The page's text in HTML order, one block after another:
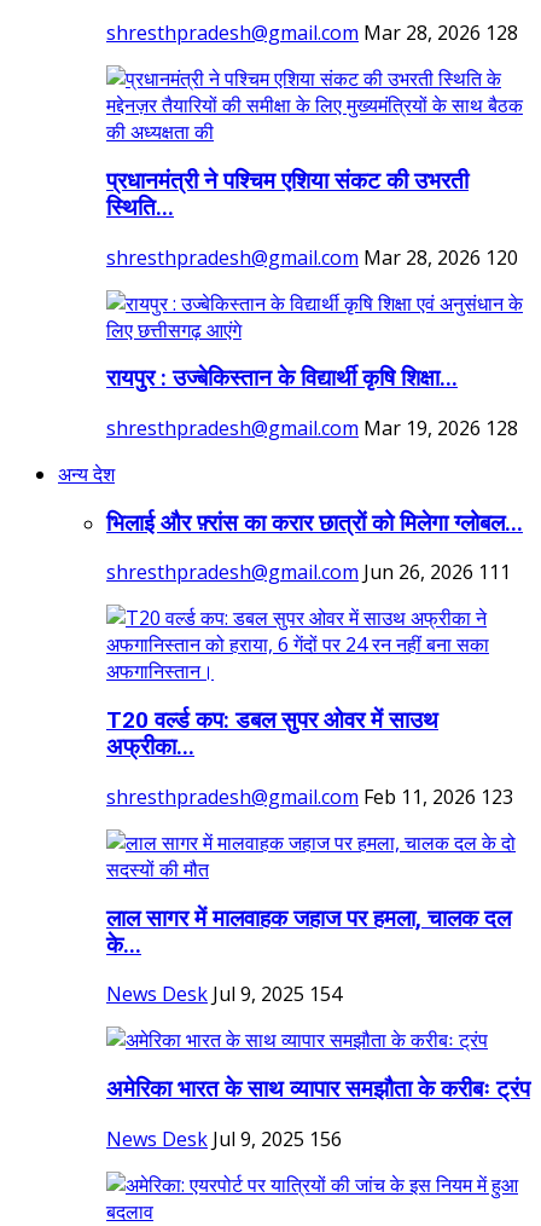
shresthpradesh@gmail.com Mar 28, 2026 128
प्रधानमंत्री ने पश्चिम एशिया संकट की उभरती
स्थिति...
shresthpradesh@gmail.com Mar 28, 2026 120
रायपुर : उज्बेकिस्तान के विद्यार्थी कृषि शिक्षा...
shresthpradesh@gmail.com Mar 19, 2026 128
अन्य देश
भिलाई और फ़्रांस का करार छात्रों को मिलेगा ग्लोबल...
shresthpradesh@gmail.com Jun 26, 2026 111
T20 वर्ल्ड कप: डबल सुपर ओवर में साउथ
अफ्रीका...
shresthpradesh@gmail.com Feb 11, 2026 123
लाल सागर में मालवाहक जहाज पर हमला, चालक दल
के...
News Desk Jul 9, 2025 154
अमेरिका भारत के साथ व्यापार समझौता के करीबः ट्रंप
News Desk Jul 9, 2025 156